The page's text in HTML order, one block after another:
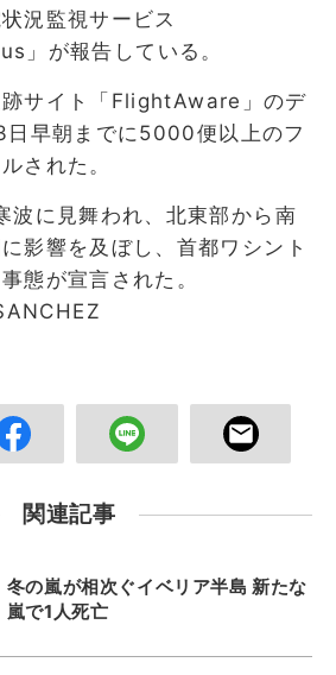
況監視サービス
」が報告している。
サイト「FlightAware」のデ
日早朝までに5000便以上のフ
された。
波に見舞われ、北東部から南
影響を及ぼし、首都ワシント
態が宣言された。
関連記事
冬の嵐が相次ぐイベリア半島 新たな
嵐で1人死亡